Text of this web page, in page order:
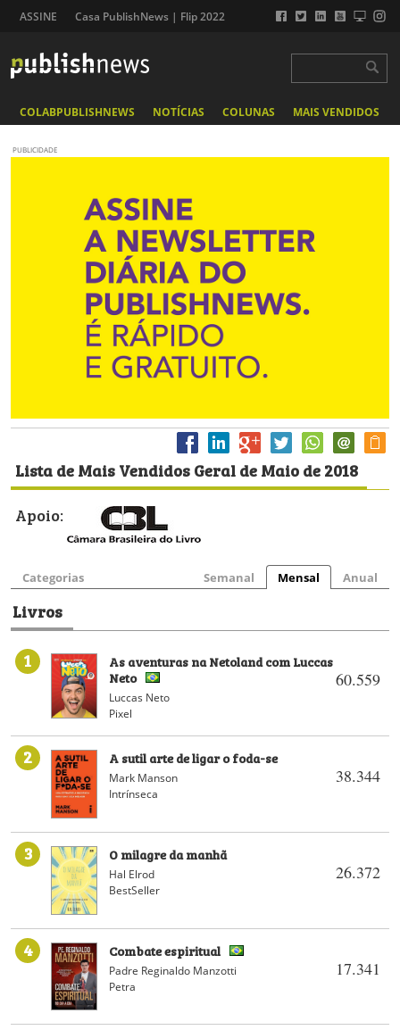
ASSINE Casa PublishNews | Flip 2022
COLABPUBLISHNEWS NOTÍCIAS COLUNAS MAIS VENDIDOS
PUBLICIDADE
Lista de Mais Vendidos Geral de Maio de 2018
Apoio:
Categorias Semanal Mensal Anual
Livros
1
60.559
As aventuras na Netoland com Luccas
Neto
Luccas Neto
Pixel
2
38.344
A sutil arte de ligar o foda-se
Mark Manson
Intrínseca
3
26.372
O milagre da manhã
Hal Elrod
BestSeller
4
17.341
Combate espiritual
Padre Reginaldo Manzotti
Petra